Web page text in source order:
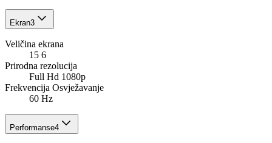
Ekran3
Veličina ekrana
15 6
Prirodna rezolucija
Full Hd 1080p
Frekvencija Osvježavanje
60 Hz
Performanse4